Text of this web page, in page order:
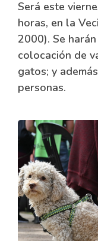
Será este
horas, en la
2000). Se
colocación de
gatos; y
personas.